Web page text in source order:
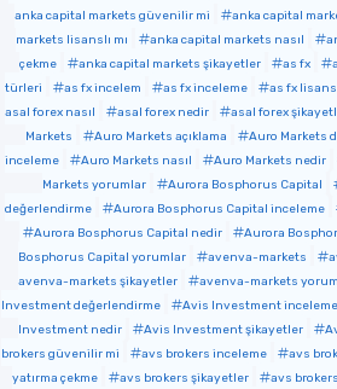
anka capital markets güvenilir mi
anka capital
markets lisanslı mı
anka capital markets nasıl
çekme
anka capital markets şikayetler as fx
türleri
as fx incelem as fx inceleme as fx
asal forex nasıl
asal forex nedir asal forex
Markets
Auro Markets açıklama Auro Markets
inceleme
Auro Markets nasıl Auro Markets nedir
Markets yorumlar
Aurora Bosphorus Capital
değerlendirme
Aurora Bosphorus Capital inceleme
Aurora Bosphorus Capital nedir
Aurora
Bosphorus Capital yorumlar
avenva-markets
avenva-markets şikayetler
avenva-markets
Investment değerlendirme
Avis Investment inceleme
Investment nedir
Avis Investment şikayetler
brokers güvenilir mi
avs brokers inceleme avs
yatırma çekme
avs brokers şikayetler avs